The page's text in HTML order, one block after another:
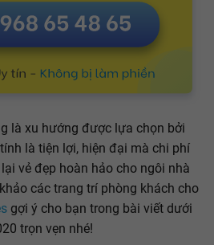
là xu hướng được lựa chọn bởi
là tiện lợi, hiện đại mà chi phí
vẻ đẹp hoàn hảo cho ngôi nhà
các trang trí phòng khách cho
gợi ý cho bạn trong bài viết dưới
trọn vẹn nhé!